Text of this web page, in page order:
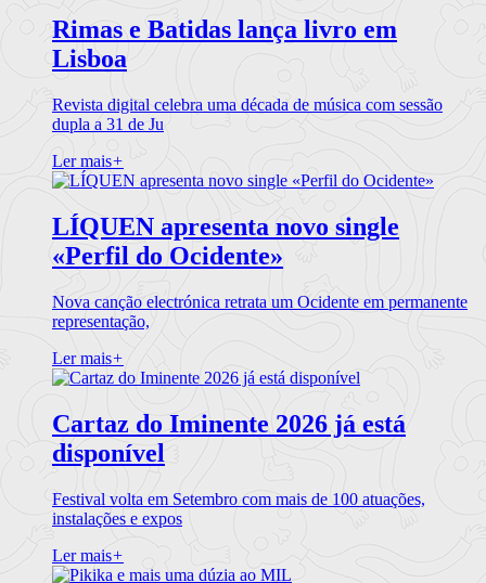
Rimas e Batidas lança livro em
Lisboa
Revista digital celebra uma década de música com sessão
dupla a 31 de Ju
Ler mais+
LÍQUEN apresenta novo single
«Perfil do Ocidente»
Nova canção electrónica retrata um Ocidente em permanente
representação,
Ler mais+
Cartaz do Iminente 2026 já está
disponível
Festival volta em Setembro com mais de 100 atuações,
instalações e expos
Ler mais+